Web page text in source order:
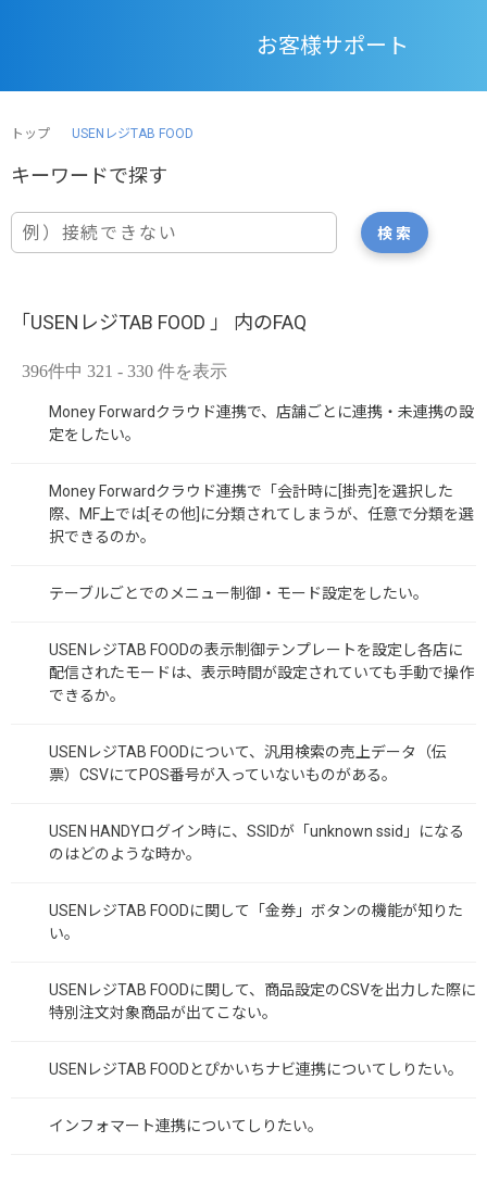
お客様サポート
トップ USENレジTAB FOOD
「USENレジTAB FOOD 」 内のFAQ
396件中 321 - 330 件を表示
Money Forwardクラウド連携で、店舗ごとに連携・未連携の設
定をしたい。
Money Forwardクラウド連携で「会計時に[掛売]を選択した
際、MF上では[その他]に分類されてしまうが、任意で分類を選
択できるのか。
テーブルごとでのメニュー制御・モード設定をしたい。
USENレジTAB FOODの表示制御テンプレートを設定し各店に
配信されたモードは、表示時間が設定されていても手動で操作
できるか。
USENレジTAB FOODについて、汎用検索の売上データ（伝
票）CSVにてPOS番号が入っていないものがある。
USEN HANDYログイン時に、SSIDが「unknown ssid」になる
のはどのような時か。
USENレジTAB FOODに関して「金券」ボタンの機能が知りた
い。
USENレジTAB FOODに関して、商品設定のCSVを出力した際に
特別注文対象商品が出てこない。
USENレジTAB FOODとぴかいちナビ連携についてしりたい。
インフォマート連携についてしりたい。